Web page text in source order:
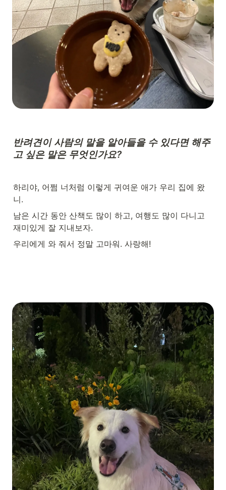
반려견이 사람의 말을 알아들을 수 있다면 해주
고 싶은 말은 무엇인가요?
하리야, 어쩜 너처럼 이렇게 귀여운 애가 우리 집에 왔
니.
남은 시간 동안 산책도 많이 하고, 여행도 많이 다니고
재미있게 잘 지내보자.
우리에게 와 줘서 정말 고마워. 사랑해!